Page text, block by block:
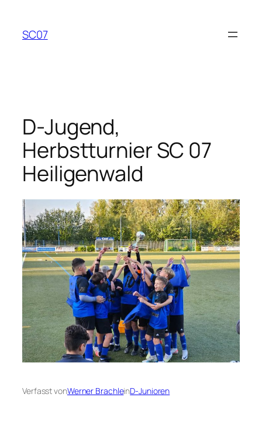
springen
SC07
D-Jugend,
Herbstturnier SC 07
Heiligenwald
Verfasst vonWerner BrachleinD-Junioren